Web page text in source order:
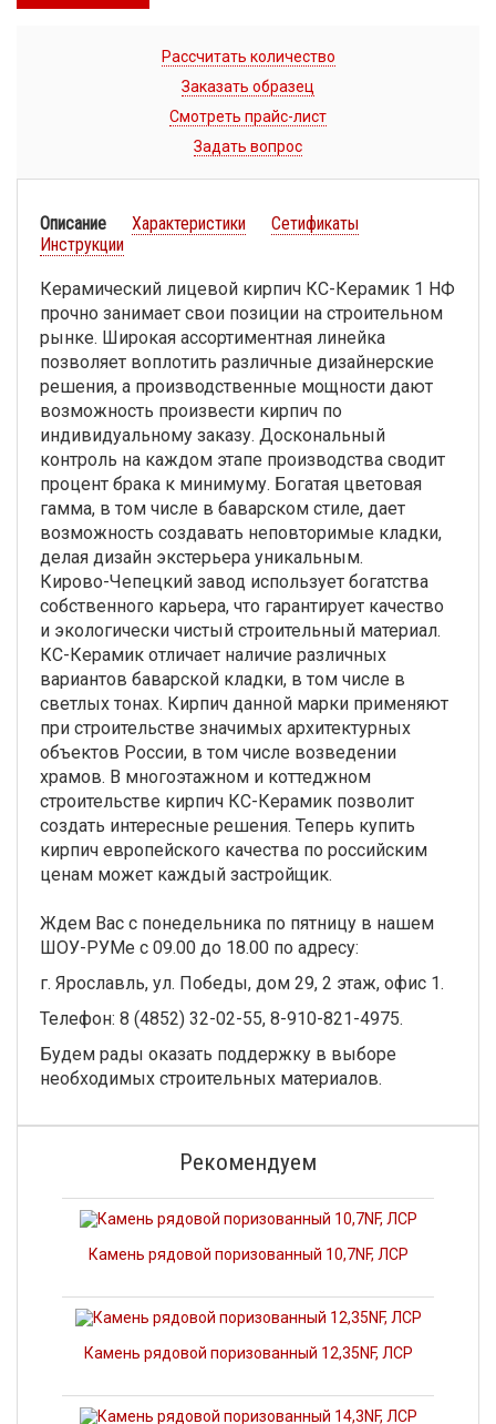
Рассчитать количество
Заказать образец
Смотреть прайс-лист
Задать вопрос
Описание Характеристики
Сетификаты
Инструкции
Керамический лицевой кирпич КС-Керамик 1 НФ
прочно занимает свои позиции на строительном
рынке. Широкая ассортиментная линейка
позволяет воплотить различные дизайнерские
решения, а производственные мощности дают
возможность произвести кирпич по
индивидуальному заказу. Доскональный
контроль на каждом этапе производства сводит
процент брака к минимуму. Богатая цветовая
гамма, в том числе в баварском стиле, дает
возможность создавать неповторимые кладки,
делая дизайн экстерьера уникальным.
Кирово-Чепецкий завод использует богатства
собственного карьера, что гарантирует качество
и экологически чистый строительный материал.
КС-Керамик отличает наличие различных
вариантов баварской кладки, в том числе в
светлых тонах. Кирпич данной марки применяют
при строительстве значимых архитектурных
объектов России, в том числе возведении
храмов. В многоэтажном и коттеджном
строительстве кирпич КС-Керамик позволит
создать интересные решения. Теперь купить
кирпич европейского качества по российским
ценам может каждый застройщик.
Ждем Вас с понедельника по пятницу в нашем
ШОУ-РУМе с 09.00 до 18.00 по адресу:
г. Ярославль, ул. Победы, дом 29, 2 этаж, офис 1.
Телефон: 8 (4852) 32-02-55, 8-910-821-4975.
Будем рады оказать поддержку в выборе
необходимых строительных материалов.
Рекомендуем
Камень рядовой поризованный 10,7NF, ЛСР
Камень рядовой поризованный 12,35NF, ЛСР